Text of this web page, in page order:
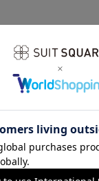
やかな風合いに加
用可能です。
い選び方や洗い方